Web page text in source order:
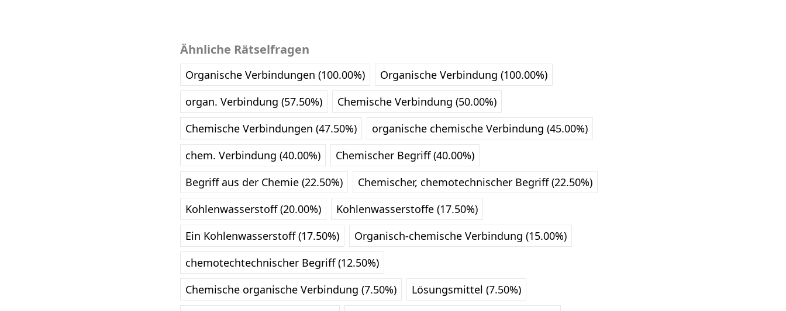
Ähnliche Rätselfragen
Organische Verbindungen (100.00%)
Organische Verbindung (100.00%)
organ. Verbindung (57.50%)
Chemische Verbindung (50.00%)
Chemische Verbindungen (47.50%)
organische chemische Verbindung (45.00%)
chem. Verbindung (40.00%)
Chemischer Begriff (40.00%)
Begriff aus der Chemie (22.50%)
Chemischer, chemotechnischer Begriff (22.50%)
Kohlenwasserstoff (20.00%)
Kohlenwasserstoffe (17.50%)
Ein Kohlenwasserstoff (17.50%)
Organisch-chemische Verbindung (15.00%)
chemotechtechnischer Begriff (12.50%)
Chemische organische Verbindung (7.50%)
Lösungsmittel (7.50%)